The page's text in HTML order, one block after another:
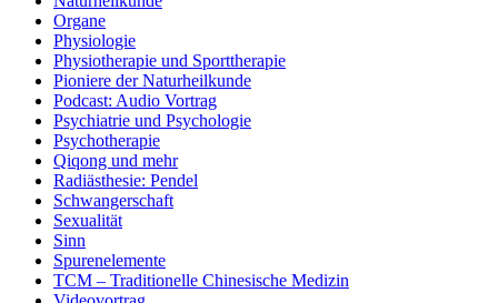
Organe
Physiologie
Physiotherapie und Sporttherapie
Pioniere der Naturheilkunde
Podcast: Audio Vortrag
Psychiatrie und Psychologie
Psychotherapie
Qiqong und mehr
Radiästhesie: Pendel
Schwangerschaft
Sexualität
Sinn
Spurenelemente
TCM – Traditionelle Chinesische Medizin